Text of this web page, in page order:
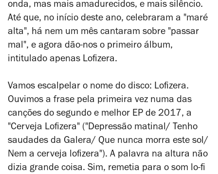
onda, mas mais amadurecidos, e mais silêncio.
Até que, no início deste ano, celebraram a "maré
alta", há nem um mês cantaram sobre "passar
mal", e agora dão-nos o primeiro álbum,
intitulado apenas Lofizera.
Vamos escalpelar o nome do disco: Lofizera.
Ouvimos a frase pela primeira vez numa das
canções do segundo e melhor EP de 2017, a
"Cerveja Lofizera" ("Depressão matinal/ Tenho
saudades da Galera/ Que nunca morra este sol/
Nem a cerveja lofizera"). A palavra na altura não
dizia grande coisa. Sim, remetia para o som lo-fi